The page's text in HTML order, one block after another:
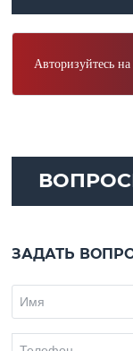
Авторизуйтесь
ЗАДАТЬ